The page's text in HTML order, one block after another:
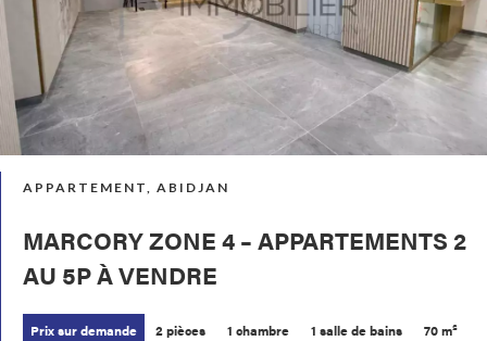
APPARTEMENT, ABIDJAN
MARCORY ZONE 4 – APPARTEMENTS 2
AU 5P À VENDRE
Prix sur demande 2 pièces 1 chambre 1 salle de bains 70 m²